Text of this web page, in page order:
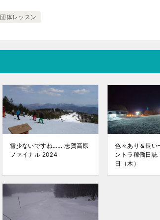
団体レッスン
雪少ないですね…… 志賀高原
ファイナル 2024
色々あり＆長い
ントラ稼働日
日（木）